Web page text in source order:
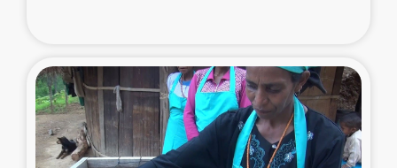
デニヤヤ小規模紅茶農家支援
コーヒー生産者支援